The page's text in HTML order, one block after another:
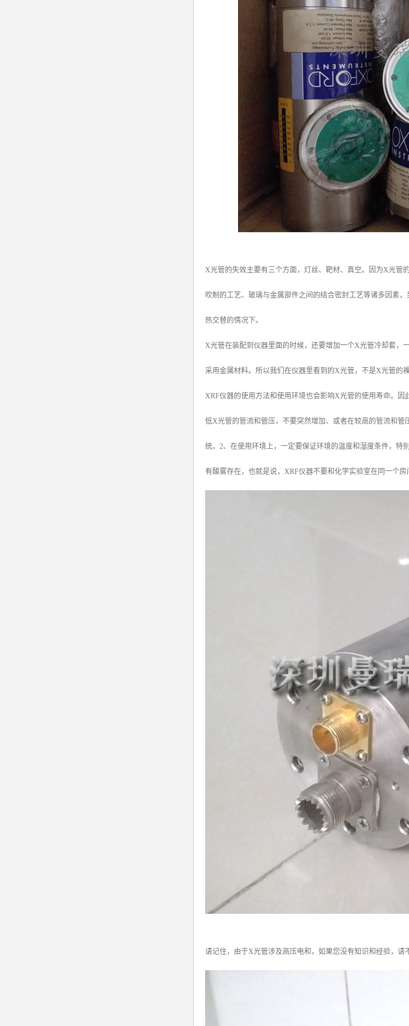
X光管的失效主要有三个方面，灯丝、靶材、真空。因为X光管
吹制的工艺、玻璃与金属部件之间的结合密封工艺等诸多因素
热交替的情况下。
X光管在装配到仪器里面的时候，还要增加一个X光管冷却套，
采用金属材料。所以我们在仪器里看到的X光管，不是X光管的
XRF仪器的使用方法和使用环境也会影响X光管的使用寿命。
低X光管的管流和管压，不要突然增加、或者在较高的管流和
统。2、在使用环境上，一定要保证环境的温度和湿度条件，
有酸雾存在，也就是说，XRF仪器不要和化学实验室在同一个
请记住，由于X光管涉及高压电和，如果您没有知识和经验，请